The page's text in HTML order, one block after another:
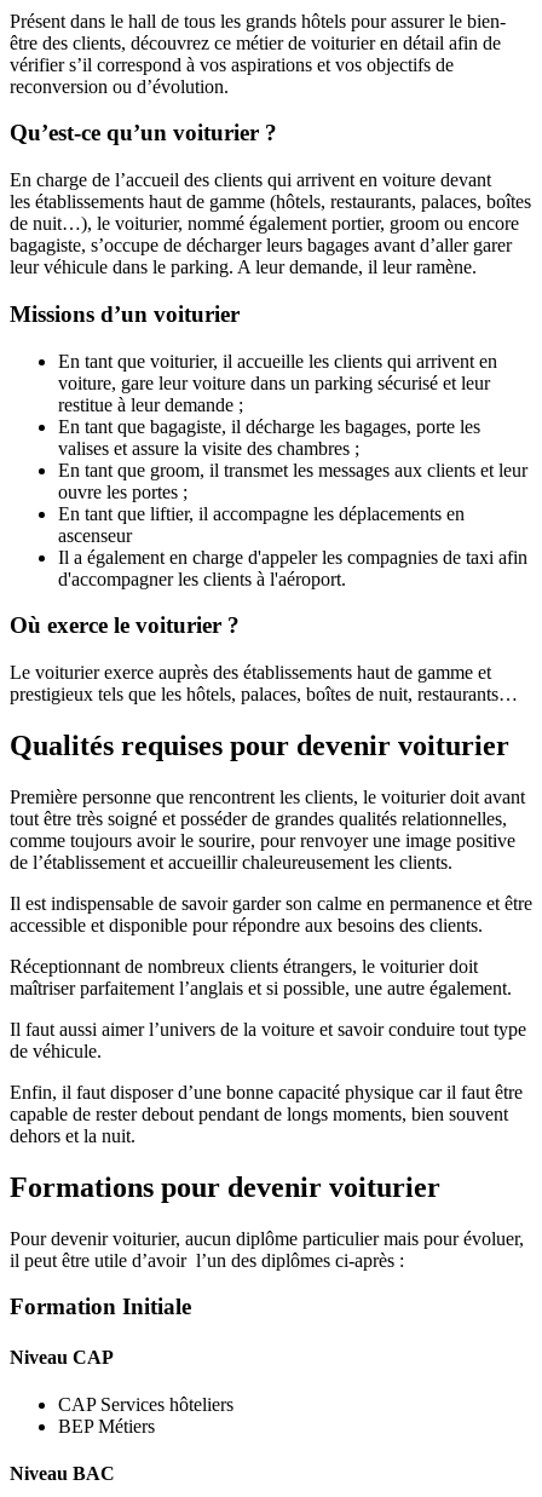
Présent dans le hall de tous les grands hôtels pour assurer le bien-
être des clients, découvrez ce métier de voiturier en détail afin de
vérifier s’il correspond à vos aspirations et vos objectifs de
reconversion ou d’évolution.
Qu’est-ce qu’un voiturier ?
En charge de l’accueil des clients qui arrivent en voiture devant
les établissements haut de gamme (hôtels, restaurants, palaces, boîtes
de nuit…), le voiturier, nommé également portier, groom ou encore
bagagiste, s’occupe de décharger leurs bagages avant d’aller garer
leur véhicule dans le parking. A leur demande, il leur ramène.
Missions d’un voiturier
En tant que voiturier, il accueille les clients qui arrivent en
voiture, gare leur voiture dans un parking sécurisé et leur
restitue à leur demande ;
En tant que bagagiste, il décharge les bagages, porte les
valises et assure la visite des chambres ;
En tant que groom, il transmet les messages aux clients et leur
ouvre les portes ;
En tant que liftier, il accompagne les déplacements en
ascenseur
Il a également en charge d'appeler les compagnies de taxi afin
d'accompagner les clients à l'aéroport.
Où exerce le voiturier ?
Le voiturier exerce auprès des établissements haut de gamme et
prestigieux tels que les hôtels, palaces, boîtes de nuit, restaurants…
Qualités requises pour devenir voiturier
Première personne que rencontrent les clients, le voiturier doit avant
tout être très soigné et posséder de grandes qualités relationnelles,
comme toujours avoir le sourire, pour renvoyer une image positive
de l’établissement et accueillir chaleureusement les clients.
Il est indispensable de savoir garder son calme en permanence et être
accessible et disponible pour répondre aux besoins des clients.
Réceptionnant de nombreux clients étrangers, le voiturier doit
maîtriser parfaitement l’anglais et si possible, une autre également.
Il faut aussi aimer l’univers de la voiture et savoir conduire tout type
de véhicule.
Enfin, il faut disposer d’une bonne capacité physique car il faut être
capable de rester debout pendant de longs moments, bien souvent
dehors et la nuit.
Formations pour devenir voiturier
Pour devenir voiturier, aucun diplôme particulier mais pour évoluer,
il peut être utile d’avoir l’un des diplômes ci-après :
Formation Initiale
Niveau CAP
CAP Services hôteliers
BEP Métiers
Niveau BAC